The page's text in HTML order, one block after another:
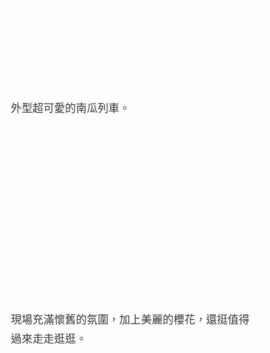
外型超可愛的南瓜列車。
現場充滿懷舊的氛圍，加上美麗的櫻花，還挺值得
過來走走逛逛。